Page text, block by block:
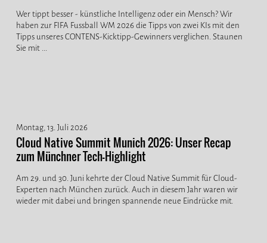
Wer tippt besser - künstliche Intelligenz oder ein Mensch? Wir
haben zur FIFA Fussball WM 2026 die Tipps von zwei KIs mit den
Tipps unseres CONTENS-Kicktipp-Gewinners verglichen. Staunen
Sie mit ...
Montag, 13. Juli 2026
Cloud Native Summit Munich 2026: Unser Recap
zum Münchner Tech-Highlight
Am 29. und 30. Juni kehrte der Cloud Native Summit für Cloud-
Experten nach München zurück. Auch in diesem Jahr waren wir
wieder mit dabei und bringen spannende neue Eindrücke mit.